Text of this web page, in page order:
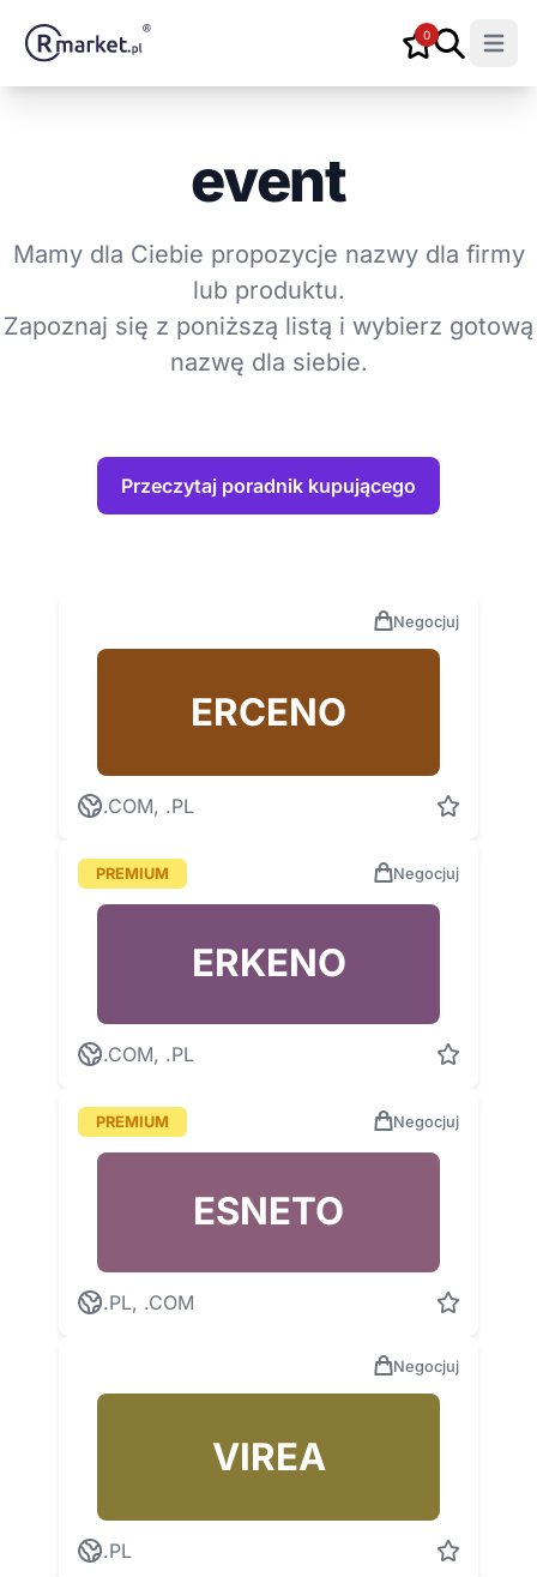
0
Open
event
Mamy dla Ciebie propozycje nazwy dla firmy
lub produktu.
Zapoznaj się z poniższą listą i wybierz gotową
nazwę dla siebie.
Przeczytaj poradnik kupującego
Negocjuj
ERCENO
.COM, .PL
PREMIUM Negocjuj
ERKENO
.COM, .PL
PREMIUM Negocjuj
ESNETO
.PL, .COM
Negocjuj
VIREA
.PL